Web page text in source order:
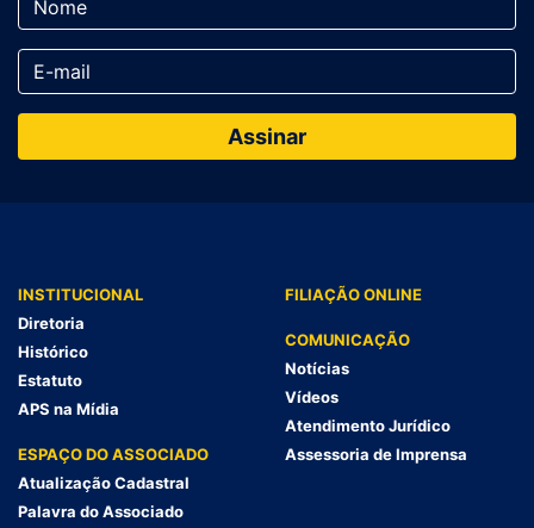
INSTITUCIONAL
Diretoria
Histórico
Estatuto
APS na Mídia
ESPAÇO DO ASSOCIADO
Atualização Cadastral
Palavra do Associado
FILIAÇÃO ONLINE
COMUNICAÇÃO
Notícias
Vídeos
Atendimento Jurídico
Assessoria de Imprensa